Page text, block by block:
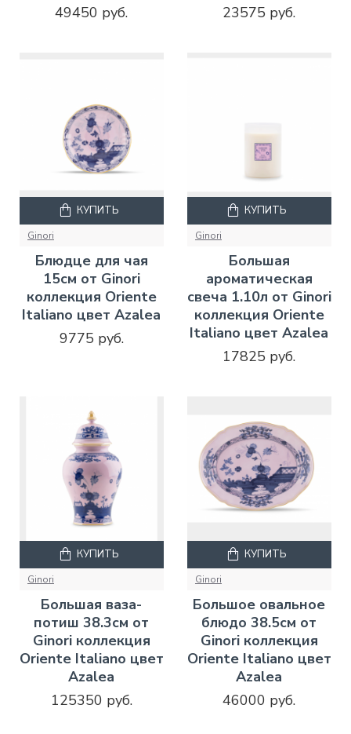
49450 руб.
23575 руб.
Ginori
Блюдце для чая
15см от Ginori
коллекция Oriente
Italiano цвет Azalea
9775 руб.
КУПИТЬ
Ginori
Большая
ароматическая
свеча 1.10л от Ginori
коллекция Oriente
Italiano цвет Azalea
17825 руб.
КУПИТЬ
Ginori
Большая ваза-
потиш 38.3см от
Ginori коллекция
Oriente Italiano цвет
Azalea
125350 руб.
КУПИТЬ
Ginori
Большое овальное
блюдо 38.5см от
Ginori коллекция
Oriente Italiano цвет
Azalea
46000 руб.
КУПИТЬ